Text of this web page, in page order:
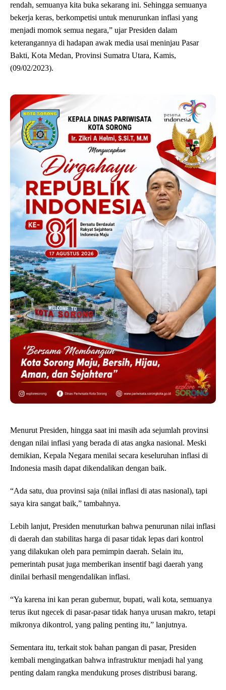
rendah, semuanya kita buka sekarang ini. Sehingga semuanya
bekerja keras, berkompetisi untuk menurunkan inflasi yang
menjadi momok semua negara,” ujar Presiden dalam
keterangannya di hadapan awak media usai meninjau Pasar
Bakti, Kota Medan, Provinsi Sumatra Utara, Kamis,
(09/02/2023).
Menurut Presiden, hingga saat ini masih ada sejumlah provinsi
dengan nilai inflasi yang berada di atas angka nasional. Meski
demikian, Kepala Negara menilai secara keseluruhan inflasi di
Indonesia masih dapat dikendalikan dengan baik.
“Ada satu, dua provinsi saja (nilai inflasi di atas nasional), tapi
saya kira sangat baik,” tambahnya.
Lebih lanjut, Presiden menuturkan bahwa penurunan nilai inflasi
di daerah dan stabilitas harga di pasar tidak lepas dari kontrol
yang dilakukan oleh para pemimpin daerah. Selain itu,
pemerintah pusat juga memberikan insentif bagi daerah yang
dinilai berhasil mengendalikan inflasi.
“Ya karena ini kan peran gubernur, bupati, wali kota, semuanya
terus ikut ngecek di pasar-pasar tidak hanya urusan makro, tetapi
mikronya dikontrol, yang paling penting itu,” lanjutnya.
Sementara itu, terkait stok bahan pangan di pasar, Presiden
kembali mengingatkan bahwa infrastruktur menjadi hal yang
penting dalam rangka mendukung proses distribusi barang.